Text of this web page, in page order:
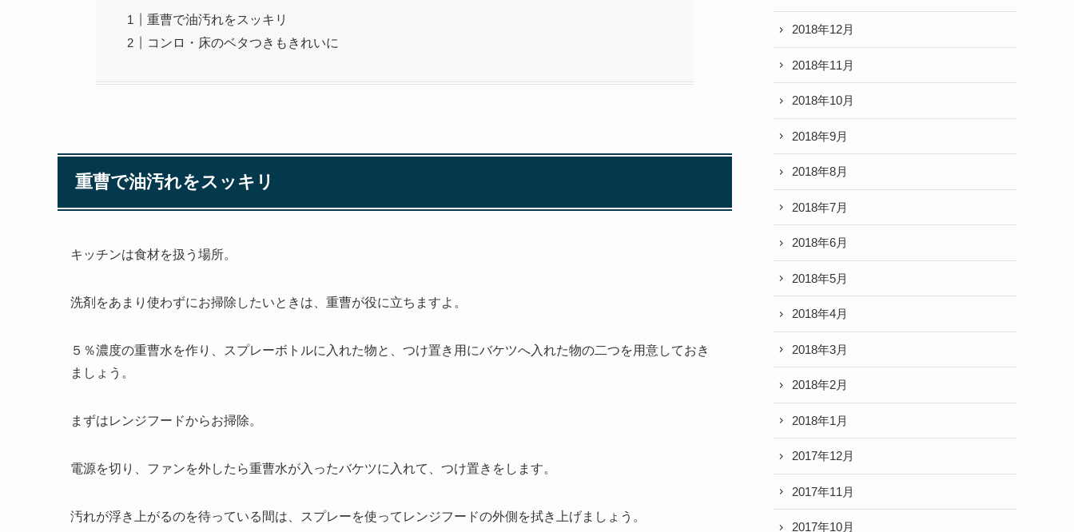
重曹で油汚れをスッキリ
コンロ・床のベタつきもきれいに
重曹で油汚れをスッキリ
キッチンは食材を扱う場所。
洗剤をあまり使わずにお掃除したいときは、重曹が役に立ちますよ。
５％濃度の重曹水を作り、スプレーボトルに入れた物と、つけ置き用にバケツへ入れた物の二つを用意しておき
ましょう。
まずはレンジフードからお掃除。
電源を切り、ファンを外したら重曹水が入ったバケツに入れて、つけ置きをします。
汚れが浮き上がるのを待っている間は、スプレーを使ってレンジフードの外側を拭き上げましょう。
2018年12月
2018年11月
2018年10月
2018年9月
2018年8月
2018年7月
2018年6月
2018年5月
2018年4月
2018年3月
2018年2月
2018年1月
2017年12月
2017年11月
2017年10月